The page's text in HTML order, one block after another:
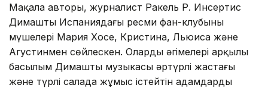
Мақала авторы, журналист Ракель Р. Инсертис
Димаштың Испаниядағы ресми фан-клубының
мүшелері Мария Хосе, Кристина, Льюиса және
Агустинмен сөйлескен. Олардың әңгімелері арқылы
басылым Димаштың музыкасы әртүрлі жастағы
және түрлі салада жұмыс істейтін адамдарды